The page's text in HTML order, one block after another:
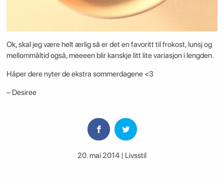
Ok, skal jeg være helt ærlig så er det en favoritt til frokost, lunsj og
mellommåltid også, meeeen blir kanskje litt lite variasjon i lengden.
Håper dere nyter de ekstra sommerdagene <3
– Desiree
20. mai 2014 | Livsstil